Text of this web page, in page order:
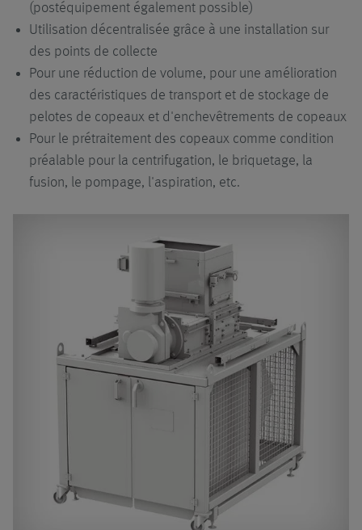
(postéquipement également possible)
Utilisation décentralisée grâce à une installation sur
des points de collecte
Pour une réduction de volume, pour une amélioration
des caractéristiques de transport et de stockage de
pelotes de copeaux et d'enchevêtrements de copeaux
Pour le prétraitement des copeaux comme condition
préalable pour la centrifugation, le briquetage, la
fusion, le pompage, l'aspiration, etc.